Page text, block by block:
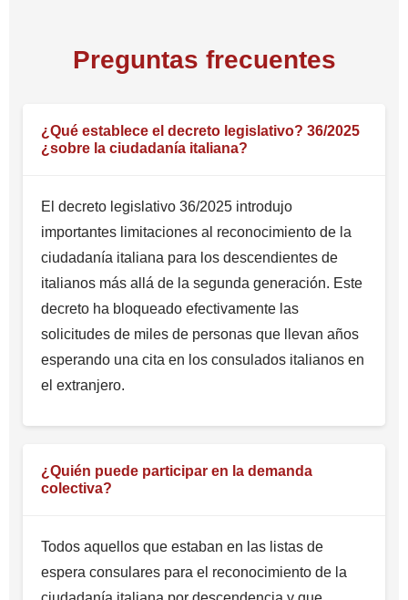
Preguntas frecuentes
¿Qué establece el decreto legislativo? 36/2025
¿sobre la ciudadanía italiana?
El decreto legislativo 36/2025 introdujo
importantes limitaciones al reconocimiento de la
ciudadanía italiana para los descendientes de
italianos más allá de la segunda generación. Este
decreto ha bloqueado efectivamente las
solicitudes de miles de personas que llevan años
esperando una cita en los consulados italianos en
el extranjero.
¿Quién puede participar en la demanda
colectiva?
Todos aquellos que estaban en las listas de
espera consulares para el reconocimiento de la